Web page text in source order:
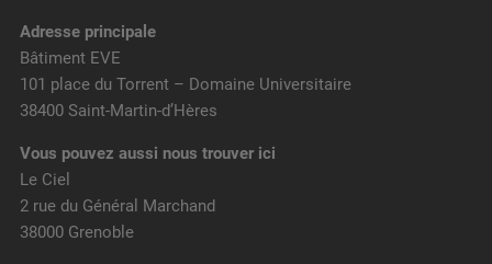
Adresse principale
Bâtiment EVE
101 place du Torrent – Domaine Universitaire
38400 Saint-Martin-d’Hères
Vous pouvez aussi nous trouver ici
Le Ciel
2 rue du Général Marchand
38000 Grenoble